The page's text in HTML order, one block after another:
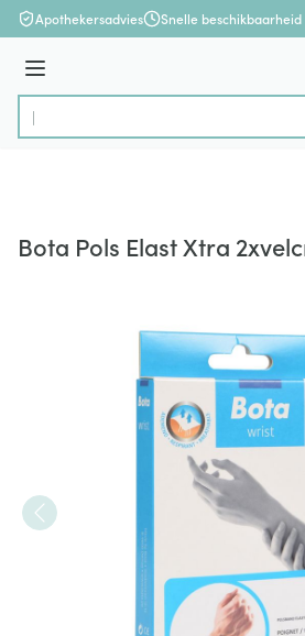
Ga naar de inhoud
Apothekersadvies Snelle beschikbaarheid
Menu
Product, merk, categorie...
Bota Pols Elast Xtra